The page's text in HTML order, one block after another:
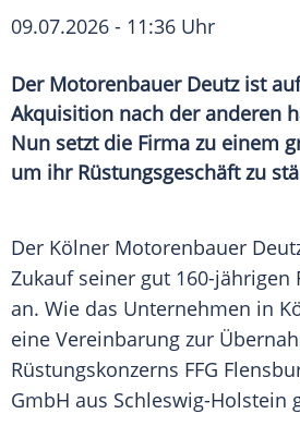
09.07.2026 - 11:36 Uhr
Der Motorenbauer Deutz ist
Akquisition nach der anderen
Nun setzt die Firma zu einem
um ihr Rüstungsgeschäft zu
Der Kölner Motorenbauer
Zukauf seiner gut 160-jährigen
an. Wie das Unternehmen in
eine Vereinbarung zur
Rüstungskonzerns FFG
GmbH aus Schleswig-Holstein